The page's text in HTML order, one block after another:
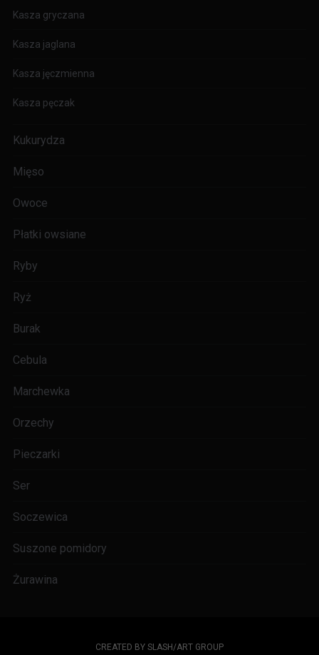
Kasza gryczana
Kasza jaglana
Kasza jęczmienna
Kasza pęczak
Kukurydza
Mięso
Owoce
Płatki owsiane
Ryby
Ryż
Burak
Cebula
Marchewka
Orzechy
Pieczarki
Ser
Soczewica
Suszone pomidory
Żurawina
CREATED BY SLASH/ART GROUP